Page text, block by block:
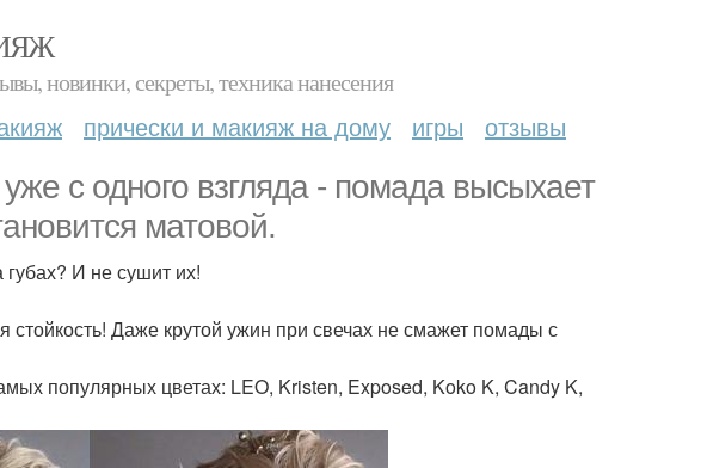
новинки, секреты, техника нанесения
прически и макияж на дому игры отзывы
с одного взгляда - помада высыхает
матовой.
И не сушит их!
Даже крутой ужин при свечах не смажет помады с
популярных цветах: LEO, Kristen, Exposed, Koko K, Candy K,